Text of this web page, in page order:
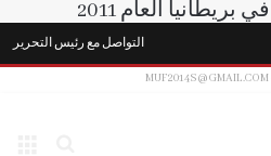
العام 2011
التواصل مع رئيس التحرير